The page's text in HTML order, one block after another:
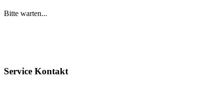
Bitte warten...
Service Kontakt